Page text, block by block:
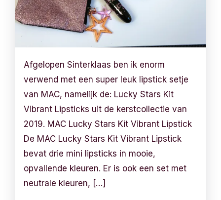
Afgelopen Sinterklaas ben ik enorm
verwend met een super leuk lipstick setje
van MAC, namelijk de: Lucky Stars Kit
Vibrant Lipsticks uit de kerstcollectie van
2019. MAC Lucky Stars Kit Vibrant Lipstick
De MAC Lucky Stars Kit Vibrant Lipstick
bevat drie mini lipsticks in mooie,
opvallende kleuren. Er is ook een set met
neutrale kleuren, […]